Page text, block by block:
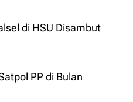
di HSU Disambut
PP di Bulan